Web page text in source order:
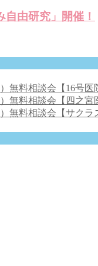
由研究」開催！
無料相談会【16号医
無料相談会【四之宮
無料相談会【サクラ